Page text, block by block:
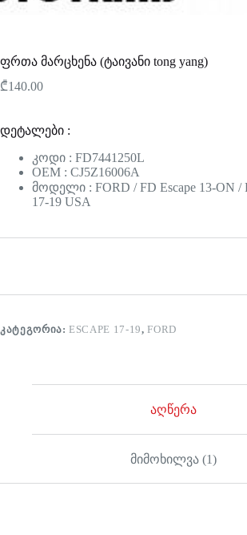
ფრთა მარცხენა (ტაივანი tong yang)
₾140.00
დეტალები :
კოდი : FD7441250L
OEM : CJ5Z16006A
მოდელი : FORD / FD Escape 13-ON /
17-19 USA
ᲙᲐᲢᲔᲒᲝᲠᲘᲐ:ESCAPE 17-19,FORD
აღწერა
მიმოხილვა (1)